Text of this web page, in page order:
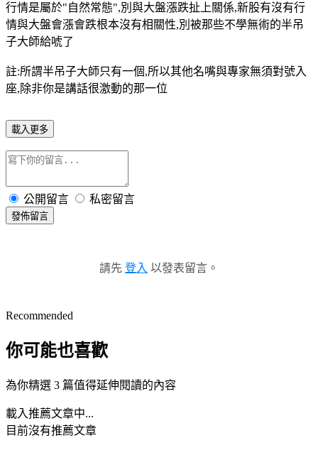
行情是屬於"自然常態",別與大盤漲跌扯上關係,新股有沒有行
情與大盤會漲會跌根本沒有相關性,別被那些不學無術的半吊
子大師給唬了
註:所謂半吊子大師只有一個,所以其他名嘴與專家無須對號入
座,除非你是講話很激動的那一位
載入更多
公開留言 私密留言
發佈留言
請先 登入 以發表留言。
Recommended
你可能也喜歡
為你精選 3 篇值得延伸閱讀的內容
載入推薦文章中...
目前沒有推薦文章